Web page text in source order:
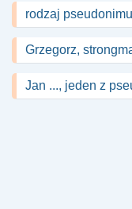
rodzaj
Grzegorz,
Jan ..., jeden z